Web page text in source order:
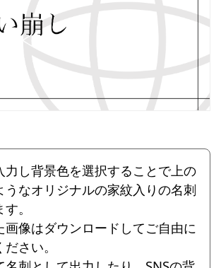
力し背景色を選択することで上の
うなオリジナルの家紋入りの名刺
。
画像はダウンロードしてご自由に
さい。